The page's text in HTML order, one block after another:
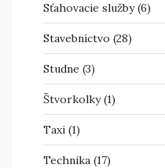
Sťahovacie služby(6)
Stavebníctvo (28)
Studne (3)
Štvorkolky(1)
Taxi (1)
Technika (17)